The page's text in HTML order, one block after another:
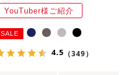
YouTuber様ご紹介
SALE
4.5 （349）